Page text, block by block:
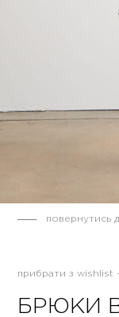
повернутись
прибрати з wishlist -
БРЮКИ